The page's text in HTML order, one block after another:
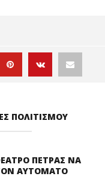
ΠΟΛΙΤΙΣΜΟΥ
ΠΕΤΡΑΣ ΝΑ
ΑΥΤΟΜΑΤΟ